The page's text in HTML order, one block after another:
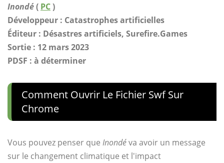
Inondé( PC)
Développeur : Catastrophes artificielles
Éditeur : Désastres artificiels, Surefire.Games
Sortie : 12 mars 2023
PDSF : à déterminer
Comment Ouvrir Le Fichier Swf Sur
Chrome
Vous pouvez penser que Inondéva avoir un message
sur le changement climatique et l'impact